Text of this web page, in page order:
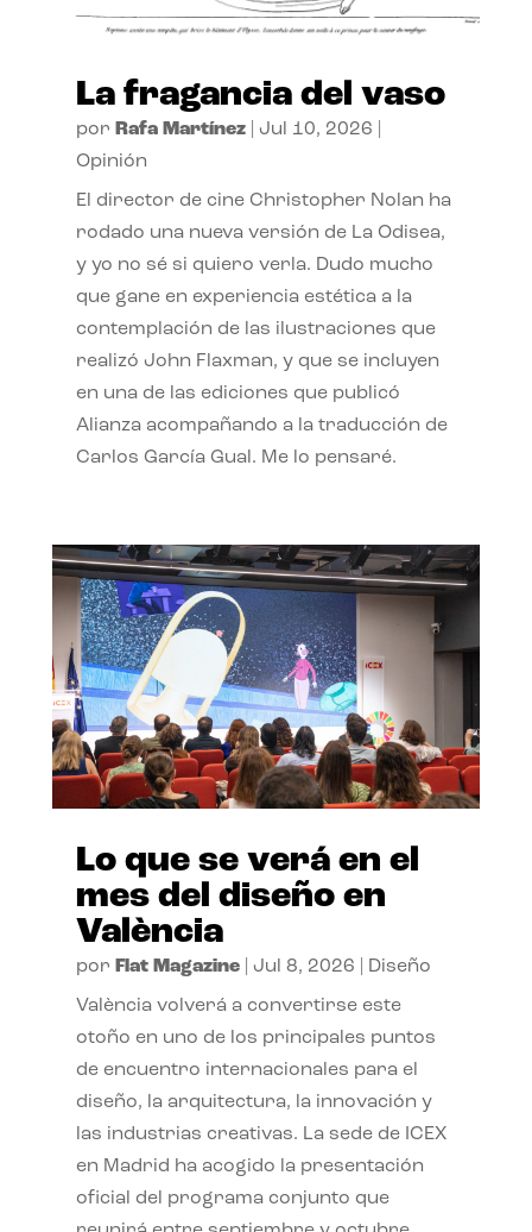
La fragancia del vaso
por Rafa Martínez| Jul 10, 2026
Opinión
El director de cine Christopher Nolan ha
rodado una nueva versión de La Odisea,
y yo no sé si quiero verla. Dudo mucho
que gane en experiencia estética a la
contemplación de las ilustraciones que
realizó John Flaxman, y que se incluyen
en una de las ediciones que publicó
Alianza acompañando a la traducción de
Carlos García Gual. Me lo pensaré.
Lo que se verá en el
mes del diseño en
València
por Flat Magazine| Jul 8, 2026 Diseño
València volverá a convertirse este
otoño en uno de los principales puntos
de encuentro internacionales para el
diseño, la arquitectura, la innovación y
las industrias creativas. La sede de ICEX
en Madrid ha acogido la presentación
oficial del programa conjunto que